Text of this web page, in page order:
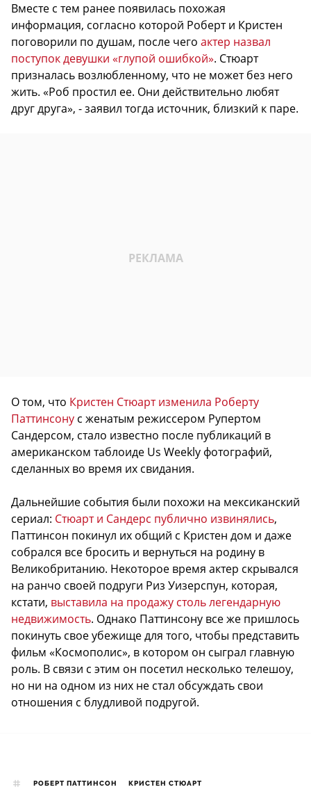
Вместе с тем ранее появилась похожая
информация, согласно которой Роберт и Кристен
поговорили по душам, после чего актер назвал
поступок девушки «глупой ошибкой». Стюарт
призналась возлюбленному, что не может без него
жить. «Роб простил ее. Они действительно любят
друг друга», - заявил тогда источник, близкий к паре.
О том, что Кристен Стюарт изменила Роберту
Паттинсону с женатым режиссером Рупертом
Сандерсом, стало известно после публикаций в
американском таблоиде Us Weekly фотографий,
сделанных во время их свидания.
Дальнейшие события были похожи на мексиканский
сериал: Стюарт и Сандерс публично извинялись,
Паттинсон покинул их общий с Кристен дом и даже
собрался все бросить и вернуться на родину в
Великобританию. Некоторое время актер скрывался
на ранчо своей подруги Риз Уизерспун, которая,
кстати, выставила на продажу столь легендарную
недвижимость. Однако Паттинсону все же пришлось
покинуть свое убежище для того, чтобы представить
фильм «Космополис», в котором он сыграл главную
роль. В связи с этим он посетил несколько телешоу,
но ни на одном из них не стал обсуждать свои
отношения с блудливой подругой.
РОБЕРТ ПАТТИНСОН КРИСТЕН СТЮАРТ